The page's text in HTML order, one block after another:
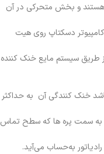
و بخش متحرکی در آن
کامپیوتر دسکتاپ روی هیت
طریق سیستم مایع خنک کننده
خنک کنندگی آن به حداکثر
به سمت پره ها که سطح تماس
به‌حساب می‌آید.